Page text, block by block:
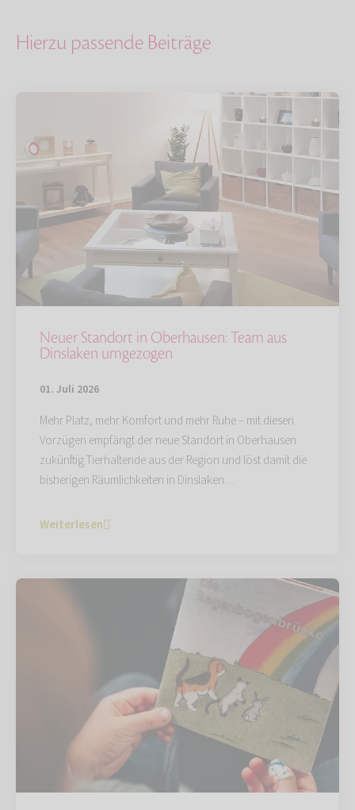
Hierzu passende Beiträge
Neuer Standort in Oberhausen: Team aus
Dinslaken umgezogen
01. Juli 2026
Mehr Platz, mehr Komfort und mehr Ruhe – mit diesen
Vorzügen empfängt der neue Standort in Oberhausen
zukünftig Tierhaltende aus der Region und löst damit die
bisherigen Räumlichkeiten in Dinslaken…
Weiterlesen